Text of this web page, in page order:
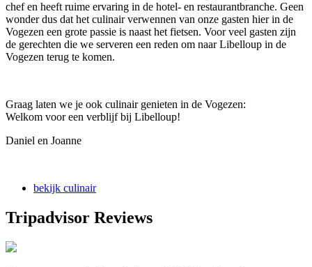
chef en heeft ruime ervaring in de hotel- en restaurantbranche. Geen
wonder dus dat het culinair verwennen van onze gasten hier in de
Vogezen een grote passie is naast het fietsen. Voor veel gasten zijn
de gerechten die we serveren een reden om naar Libelloup in de
Vogezen terug te komen.
Graag laten we je ook culinair genieten in de Vogezen:
Welkom voor een verblijf bij Libelloup!
Daniel en Joanne
bekijk culinair
Tripadvisor Reviews